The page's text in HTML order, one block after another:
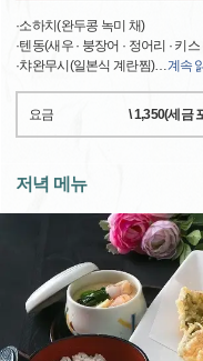
·소하치(완두콩 녹미 채)
·텐동(새우 · 붕장어 · 정어리 · 키
·챠완무시(일본식 계란찜)…계속
요금 \ 1,350(세금
저녁 메뉴